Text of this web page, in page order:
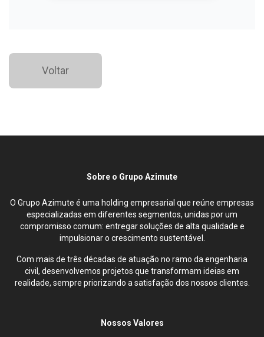
Voltar
Sobre o Grupo Azimute
O Grupo Azimute é uma holding empresarial que reúne empresas
especializadas em diferentes segmentos, unidas por um
compromisso comum: entregar soluções de alta qualidade e
impulsionar o crescimento sustentável.
Com mais de três décadas de atuação no ramo da engenharia
civil, desenvolvemos projetos que transformam ideias em
realidade, sempre priorizando a satisfação dos nossos clientes.
Nossos Valores